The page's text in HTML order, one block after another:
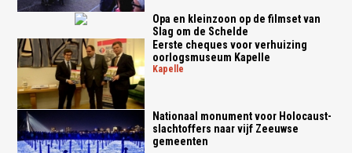
Opa en kleinzoon op de filmset van
Slag om de Schelde
Eerste cheques voor verhuizing
oorlogsmuseum Kapelle
kapelle
Nationaal monument voor Holocaust-
slachtoffers naar vijf Zeeuwse
gemeenten